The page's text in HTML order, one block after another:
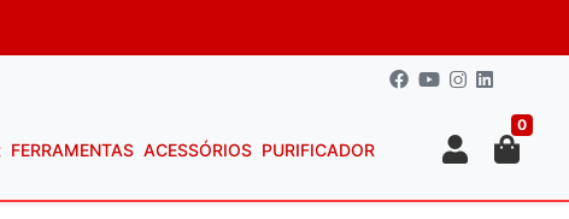
0
FERRAMENTAS ACESSÓRIOS PURIFICADOR